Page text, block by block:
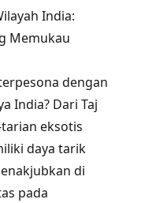
India:
Memukau
dengan
India? Dari Taj
eksotis
daya tarik
di
pada